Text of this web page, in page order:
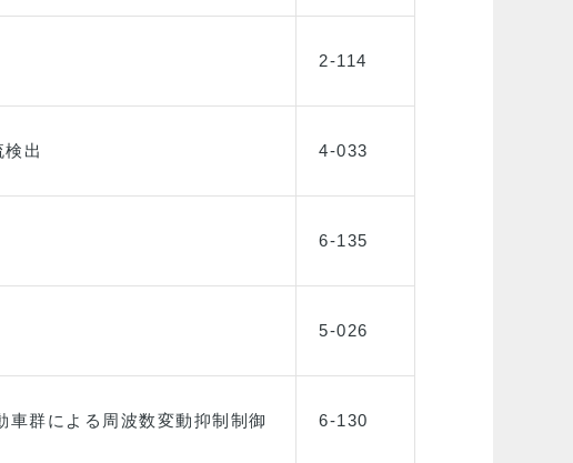
2-114
出 4-033
6-135
5-026
群による周波数変動抑制制御 6-130